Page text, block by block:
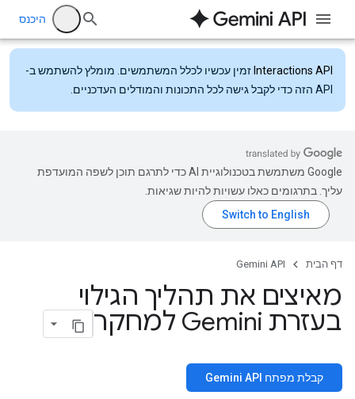
היכנס
Interactions API זמין עכשיו לכלל המשתמשים. מומלץ להשתמש ב-
API הזה כדי לקבל גישה לכל התכונות והמודלים העדכניים.
‫Google משתמשת בטכנולוגיית AI כדי לתרגם תוכן לשפה המועדפת
עליך. בתרגומים כאלו עשויות להיות שגיאות.
דף הבית Gemini API
מאיצים את תהליך הגילוי
בעזרת Gemini למחקר
קבלת מפתח Gemini API